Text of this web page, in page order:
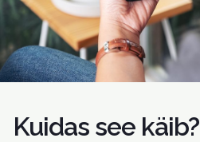
Kuidas see käib?